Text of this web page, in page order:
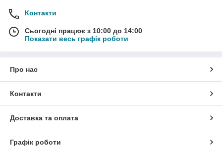
Контакти
Сьогодні працює з 10:00 до 14:00
Показати весь графік роботи
Про нас
Контакти
Доставка та оплата
Графік роботи